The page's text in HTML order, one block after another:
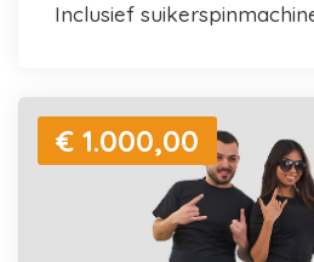
inclusief
€ 1.000,00